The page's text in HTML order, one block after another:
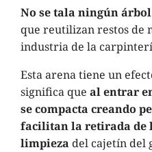
No se tala ningún
que reutilizan restos de
industria de la
Esta arena tiene un
significa que al entrar
se compacta creando
facilitan la retirada de
limpieza del cajetín del